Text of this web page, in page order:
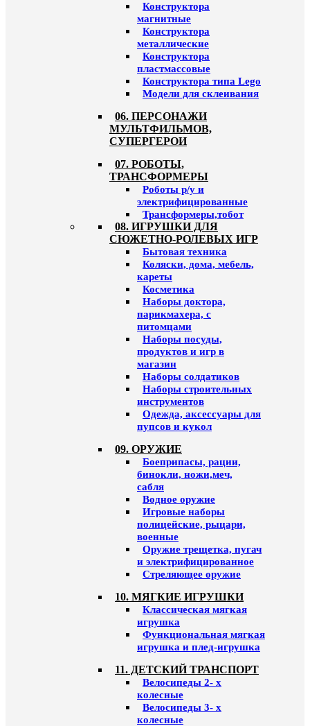
Конструктора
магнитные
Конструктора
металлические
Конструктора
пластмассовые
Конструктора типа Lego
Модели для склеивания
06. ПЕРСОНАЖИ
МУЛЬТФИЛЬМОВ,
СУПЕРГЕРОИ
07. РОБОТЫ,
ТРАНСФОРМЕРЫ
Роботы р/у и
электрифицированные
Трансформеры,тобот
08. ИГРУШКИ ДЛЯ
СЮЖЕТНО-РОЛЕВЫХ ИГР
Бытовая техника
Коляски, дома, мебель,
кареты
Косметика
Наборы доктора,
парикмахера, с
питомцами
Наборы посуды,
продуктов и игр в
магазин
Наборы солдатиков
Наборы строительных
инструментов
Одежда, аксессуары для
пупсов и кукол
09. ОРУЖИЕ
Боеприпасы, рации,
бинокли, ножи,меч,
сабля
Водное оружие
Игровые наборы
полицейские, рыцари,
военные
Оружие трещетка, пугач
и электрифицированное
Стреляющее оружие
10. МЯГКИЕ ИГРУШКИ
Классическая мягкая
игрушка
Функциональная мягкая
игрушка и плед-игрушка
11. ДЕТСКИЙ ТРАНСПОРТ
Велосипеды 2- х
колесные
Велосипеды 3- х
колесные